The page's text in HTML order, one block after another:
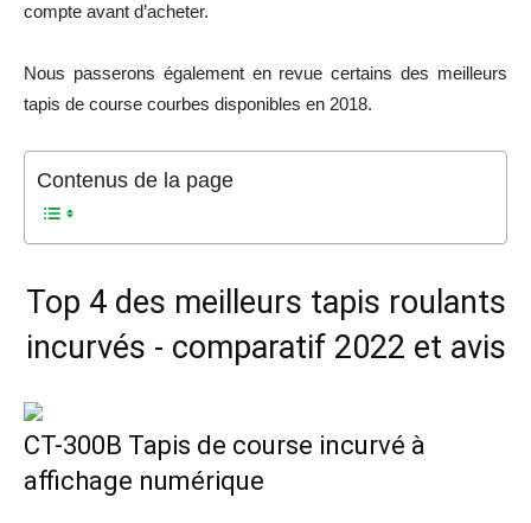
compte avant d’acheter.
Nous passerons également en revue certains des meilleurs
tapis de course courbes disponibles en 2018.
Contenus de la page
Top 4 des meilleurs tapis roulants
incurvés - comparatif 2022 et avis
CT-300B Tapis de course incurvé à
affichage numérique